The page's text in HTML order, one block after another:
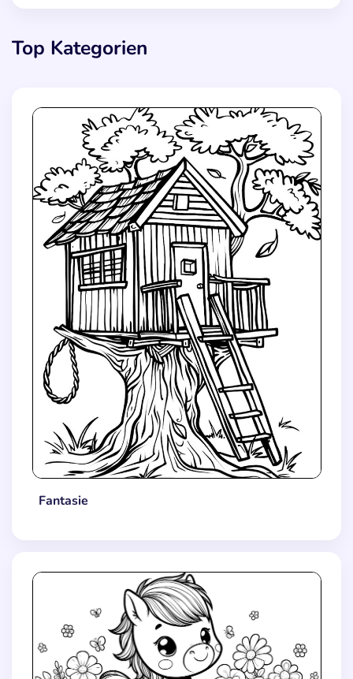
Top Kategorien
Fantasie